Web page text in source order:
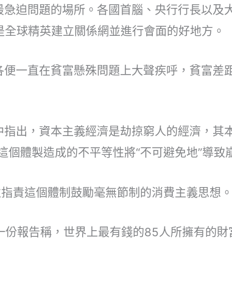
迫問題的場所。各國首腦、央行行長以及
球精英建立關係網並進行會面的好地方。
一直在貧富懸殊問題上大聲疾呼，貧富差
出，資本主義經濟是劫掠窮人的經濟，其
個體製造成的不平等性將“不可避免地”導致
責這個體制鼓勵毫無節制的消費主義思想。
報告稱，世界上最有錢的85人所擁有的